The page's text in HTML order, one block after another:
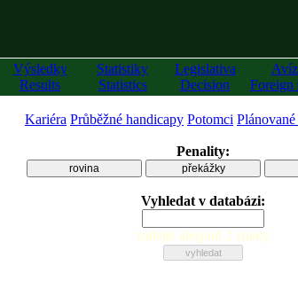
Výsledky
Results
Statistiky
Statistics
Legislativa
Decision
Foreign
Kariéra Průběžné handicapy Potomci
Penality:
rovina překážky
Vyhledat v databázi:
zadejte alespoň 2 znaky